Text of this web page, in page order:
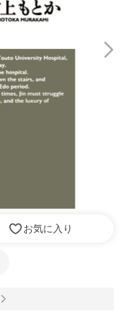
お気に入り